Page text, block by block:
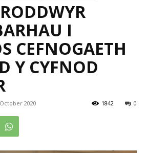
I
CEFNOGAETH
Y CYFNOD
2020 0
1842